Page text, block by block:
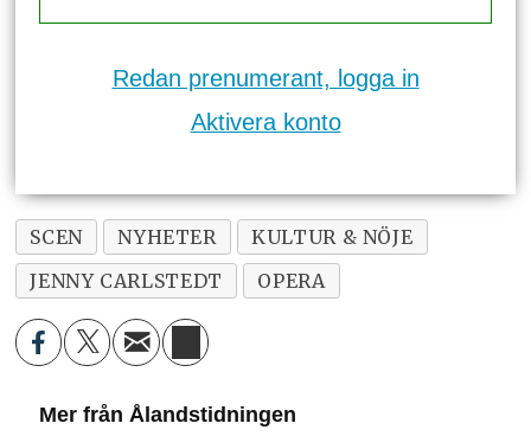
Redan prenumerant, logga in
Aktivera konto
SCEN NYHETER
KULTUR & NÖJE
JENNY CARLSTEDT
OPERA